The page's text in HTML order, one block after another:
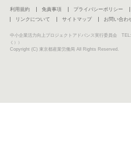
利用規約 免責事項 プライバシーポリシー
リンクについて
サイトマップ お問い合わ
中小企業活力向上プロジェクトアドバンス実行委員会
く））
Copyright (C) 東京都産業労働局 All Rights Reserved.